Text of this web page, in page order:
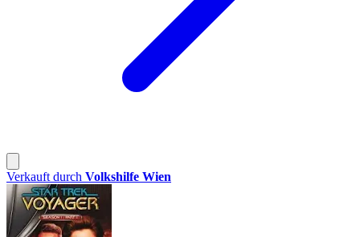
Verkauft durch Volkshilfe Wien